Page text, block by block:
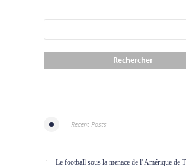
Recent Posts
Le football sous la menace de l’Amérique de